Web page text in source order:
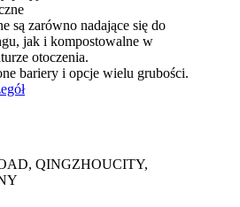
są zarówno nadające się do
jak i kompostowalne w
otoczenia.
bariery i opcje wielu grubości.
QINGZHOUCITY,